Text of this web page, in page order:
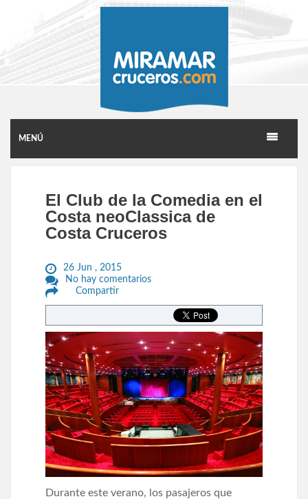
MENÚ
El Club de la Comedia en el
Costa neoClassica de
Costa Cruceros
26 Jun , 2015
No hay comentarios
Compartir
Durante este verano, los pasajeros que